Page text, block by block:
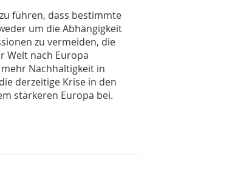
führen, dass bestimmte
um die Abhängigkeit
zu vermeiden, die
Welt nach Europa
Nachhaltigkeit in
derzeitige Krise in den
stärkeren Europa bei.